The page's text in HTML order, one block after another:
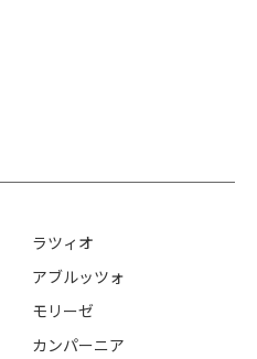
ラツィオ
アブルッツォ
モリーゼ
カンパーニア